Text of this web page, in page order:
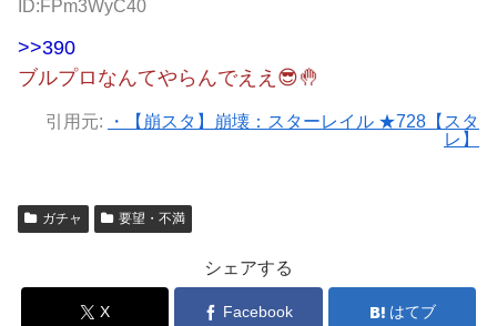
ID:FPm3WyC40
>>390
ブルプロなんてやらんでええ😎🤚
引用元:
・【崩スタ】崩壊：スターレイル ★728【スタ
レ】
ガチャ 要望・不満
シェアする
X Facebook はてブ